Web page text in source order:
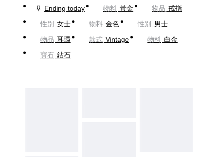
Ending today
物料 黃金 物品 戒指
性別 女士 物料 金色 性別
男士
物品 耳環 款式 Vintage 物料 白金
寶石 鉆石